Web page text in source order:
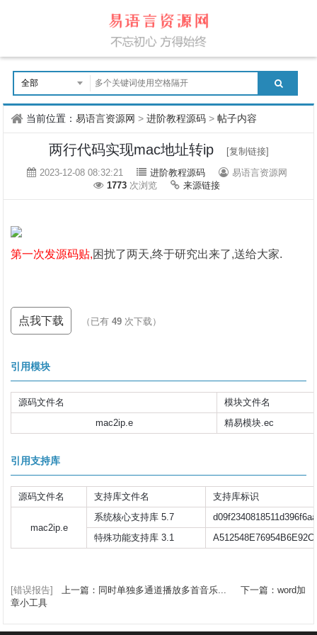
当前位置：易语言资源网 >进阶教程源码 >帖子内容
两行代码实现mac地址转ip
[复制链接]
2023-12-08 08:32:21
进阶教程源码
易语言资源网
1773 次浏览 来源链接
第一次发源码贴,困扰了两天,终于研究出来了,送给大家.
点我下载 （已有49 次下载）
引用模块
源码文件名
模块文件名
mac2ip.e
精易模块.ec
引用支持库
源码文件名 支持库文件名 支持库标识
mac2ip.e
系统核心支持库 5.7
特殊功能支持库 3.1
[错误报告] 上一篇：同时单独多通道播放多首音乐...
下一篇：word加
章小工具